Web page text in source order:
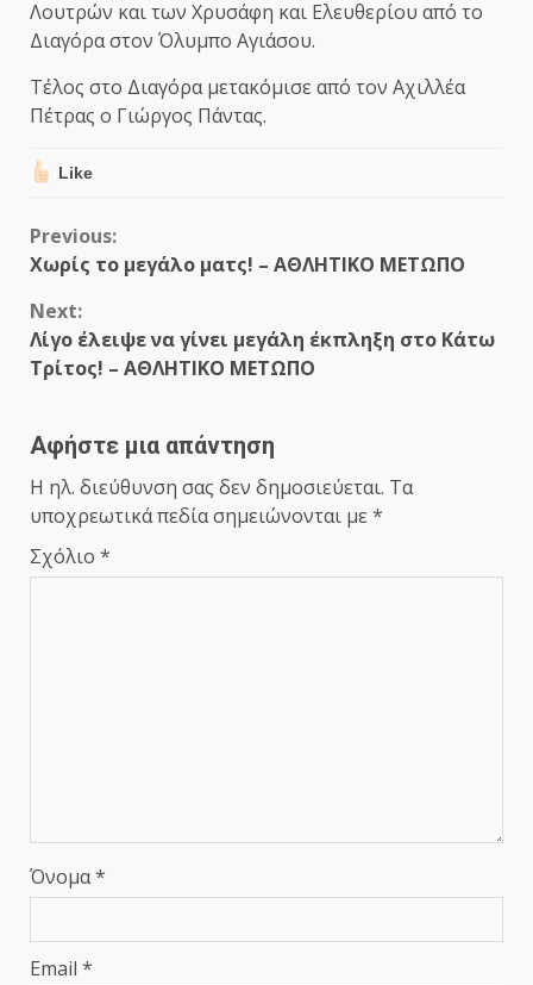
Λουτρών και των Χρυσάφη και Ελευθερίου από το
Διαγόρα στον Όλυμπο Αγιάσου.
Τέλος στο Διαγόρα μετακόμισε από τον Αχιλλέα
Πέτρας ο Γιώργος Πάντας.
Like
Continue
Reading
Previous:
Χωρίς το μεγάλο ματς! – ΑΘΛΗΤΙΚΟ ΜΕΤΩΠΟ
Next:
Λίγο έλειψε να γίνει μεγάλη έκπληξη στο Κάτω
Τρίτος! – ΑΘΛΗΤΙΚΟ ΜΕΤΩΠΟ
Αφήστε μια απάντηση
Η ηλ. διεύθυνση σας δεν δημοσιεύεται. Τα
υποχρεωτικά πεδία σημειώνονται με *
Σχόλιο *
Όνομα*
Email *